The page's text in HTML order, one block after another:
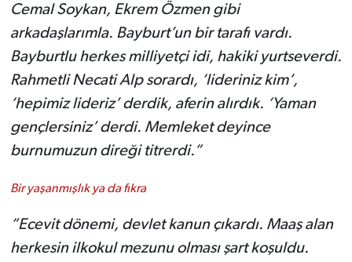
Cemal Soykan, Ekrem Özmen gibi
arkadaşlarımla. Bayburt’un bir tarafı vardı.
Bayburtlu herkes milliyetçi idi, hakiki yurtseverdi.
Rahmetli Necati Alp sorardı, ‘lideriniz kim’,
‘hepimiz lideriz’ derdik, aferin alırdık. ‘Yaman
gençlersiniz’ derdi. Memleket deyince
burnumuzun direği titrerdi.”
Bir yaşanmışlık ya da fıkra
“Ecevit dönemi, devlet kanun çıkardı. Maaş alan
herkesin ilkokul mezunu olması şart koşuldu.